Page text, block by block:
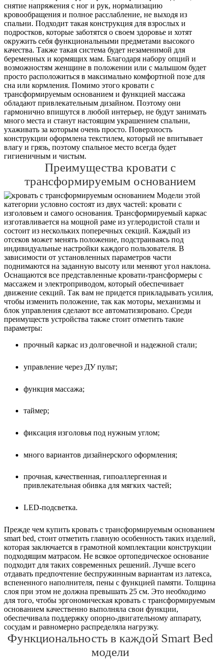
снятие напряжения с ног и рук, нормализацию
кровообращения и полное расслабление, не выходя из
спальни. Подходит такая конструкция для взрослых и
подростков, которые заботятся о своем здоровье и хотят
окружить себя функциональными предметами высокого
качества. Также такая система будет незаменимой для
беременных и кормящих мам. Благодаря набору опций и
возможностям женщине в положении или с малышом будет
просто расположиться в максимально комфортной позе для
сна или кормления. Помимо этого кровати с
трансформируемым основанием и функцией массажа
обладают привлекательным дизайном. Поэтому они
гармонично впишутся в любой интерьер, не будут занимать
много места и станут настоящим украшением спальни,
ухаживать за которым очень просто. Поверхность
конструкции оформлена текстилем, который не впитывает
влагу и грязь, поэтому спальное место всегда будет
гигиеничным и чистым.
Преимущества кровати с
трансформируемым основанием
Модели этой
категории условно состоят из двух частей: кровати с
изголовьем и самого основания. Трансформируемый каркас
изготавливается на мощной раме из углеродистой стали и
состоит из нескольких поперечных секций. Каждый из
отсеков может менять положение, подстраиваясь под
индивидуальные настройки каждого пользователя. В
зависимости от установленных параметров части
поднимаются на заданную высоту или меняют угол наклона.
Оснащаются все представленные кровати-трансформеры с
массажем и электроприводом, который обеспечивает
движение секций. Так вам не придется прикладывать усилия,
чтобы изменить положение, так как моторы, механизмы и
блок управления сделают все автоматизировано. Среди
преимуществ устройства также стоит отметить такие
параметры:
прочный каркас из долговечной и надежной стали;
управление через ДУ пульт;
функция массажа;
таймер;
фиксация изголовья под нужным углом;
много вариантов дизайнерского оформления;
прочная, качественная, гипоаллергенная и
привлекательная обивка для мягких частей;
LED-подсветка.
Прежде чем купить кровать с трансформируемым основанием
smart bed, стоит отметить главную особенность таких изделий,
которая заключается в грамотной комплектации конструкции
подходящим матрасом. Не всякое ортопедическое основание
подходит для таких современных решений. Лучше всего
отдавать предпочтение беспружинным вариантам из латекса,
вспененного наполнителя, пены с функцией памяти. Толщина
слоя при этом не должна превышать 25 см. Это необходимо
для того, чтобы эргономическая кровать с трансформируемым
основанием качественно выполняла свои функции,
обеспечивала поддержку опорно-двигательному аппарату,
сосудам и равномерно распределяла нагрузку.
Функциональность в каждой Smart Bed
модели